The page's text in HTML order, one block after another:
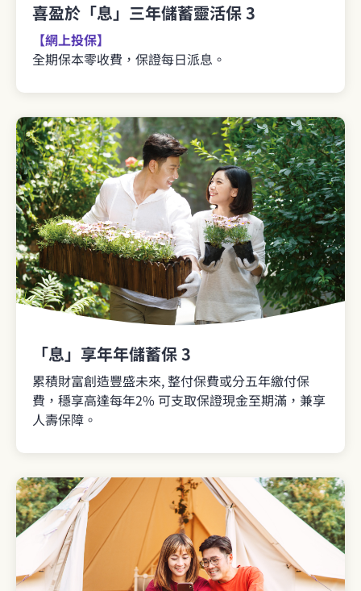
喜盈於「息」三年儲蓄靈活保 3
【網上投保】
全期保本零收費，保證每日派息。
「息」享年年儲蓄保 3
累積財富創造豐盛未來, 整付保費或分五年繳付保
費，穩享高達每年2% 可支取保證現金至期滿，兼享
人壽保障。